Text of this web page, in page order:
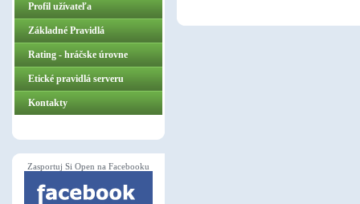
Profil užívateľa
Základné Pravidlá
ZasportujSiOpen.sk
Rating - hráčske úrovne
Etické pravidlá serveru
Kontakty
Zasportuj Si Open na Facebooku